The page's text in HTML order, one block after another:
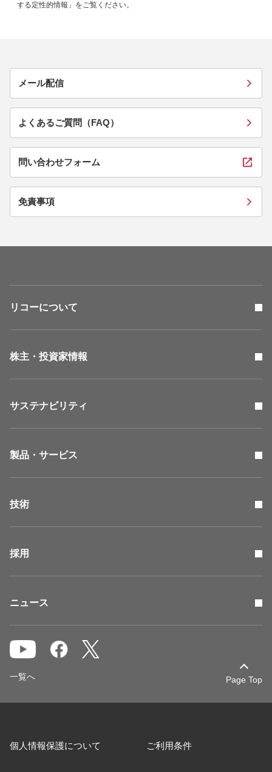
する定性的情報」をご覧ください。
メール配信
よくあるご質問（FAQ）
問い合わせフォーム
免責事項
リコーについて
株主・投資家情報
サステナビリティ
製品・サービス
技術
採用
ニュース
Page Top
一覧へ
個人情報保護について ご利用条件